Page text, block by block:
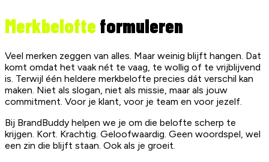
Merkbelofte formuleren
Veel merken zeggen van alles. Maar weinig blijft hangen. Dat
komt omdat het vaak nét te vaag, te wollig of te vrijblijvend
is. Terwijl één heldere merkbelofte precies dát verschil kan
maken. Niet als slogan, niet als missie, maar als jouw
commitment. Voor je klant, voor je team en voor jezelf.
Bij BrandBuddy helpen we je om die belofte scherp te
krijgen. Kort. Krachtig. Geloofwaardig. Geen woordspel, wel
een zin die blijft staan. Ook als je groeit.